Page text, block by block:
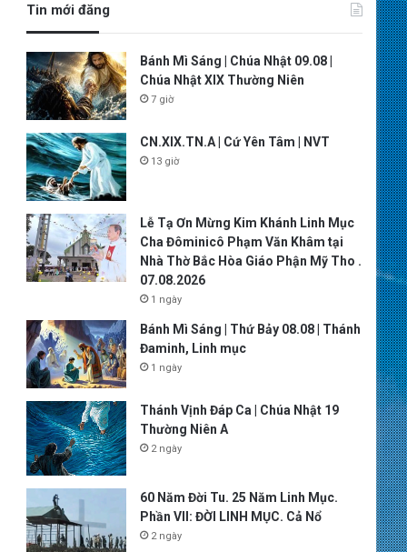
Tin mới đăng
Bánh Mì Sáng | Chúa Nhật 09.08 |
Chúa Nhật XIX Thường Niên
7 giờ
CN.XIX.TN.A | Cứ Yên Tâm | NVT
13 giờ
Lễ Tạ Ơn Mừng Kim Khánh Linh Mục
Cha Đôminicô Phạm Văn Khâm tại
Nhà Thờ Bắc Hòa Giáo Phận Mỹ Tho .
07.08.2026
1 ngày
Bánh Mì Sáng | Thứ Bảy 08.08 | Thánh
Đaminh, Linh mục
1 ngày
Thánh Vịnh Đáp Ca | Chúa Nhật 19
Thường Niên A
2 ngày
60 Năm Đời Tu. 25 Năm Linh Mục.
Phần VII: ĐỜI LINH MỤC. Cả Nổ
2 ngày